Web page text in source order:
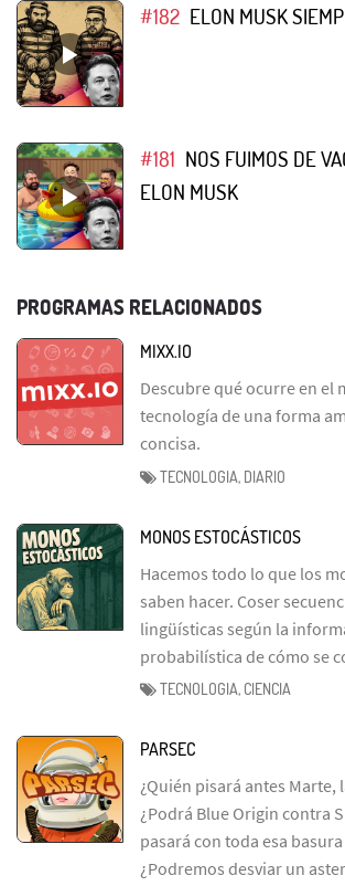
#182 ELON MUSK
#181 NOS FUIMOS DE
ELON MUSK
PROGRAMAS RELACIONADOS
MIXX.IO
Descubre qué ocurre en el
tecnología de una forma
concisa.
TECNOLOGIA, DIARIO
MONOS ESTOCÁSTICOS
Hacemos todo lo que los
saben hacer. Coser
lingüísticas según la
probabilística de cómo se
TECNOLOGIA, CIENCIA
PARSEC
¿Quién pisará antes Marte,
¿Podrá Blue Origin contra
pasará con toda esa
¿Podremos desviar un